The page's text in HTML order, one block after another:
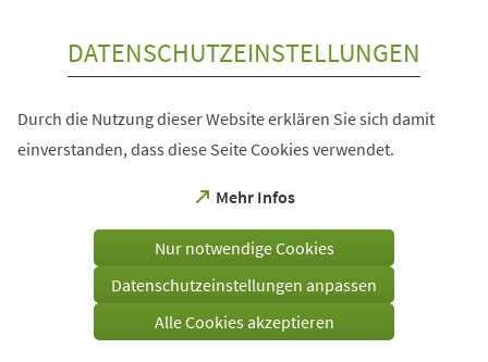
DATENSCHUTZEINSTELLUNGEN
Durch die Nutzung dieser Website erklären Sie sich damit
einverstanden, dass diese Seite Cookies verwendet.
Mehr Infos
(Öffnet
einem
Tab)
Nur notwendige Cookies
Datenschutzeinstellungen anpassen
Alle Cookies akzeptieren